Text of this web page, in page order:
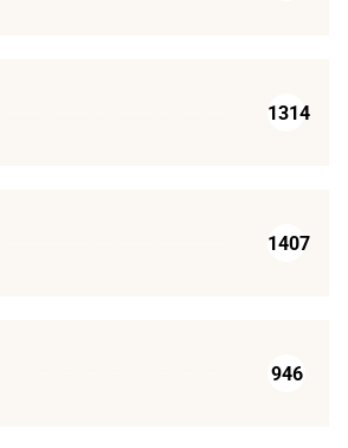
1314
1407
946